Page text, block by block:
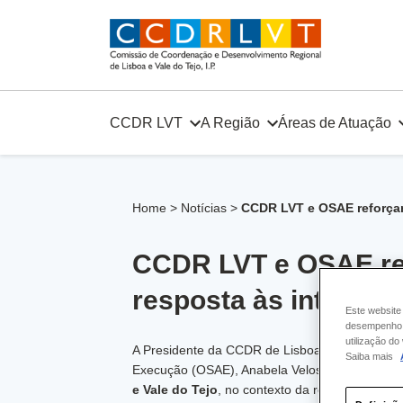
CCDR LVT A Região Áreas de Atuação
Home > Notícias > CCDR LVT e OSAE
CCDR LVT e OSAE
resposta às
A Presidente da CCDR de Lisboa e Vale do
Execução (OSAE), Anabela Veloso,
e Vale do Tejo , no contexto da resposta aos
Este
utilização do
Saiba mais